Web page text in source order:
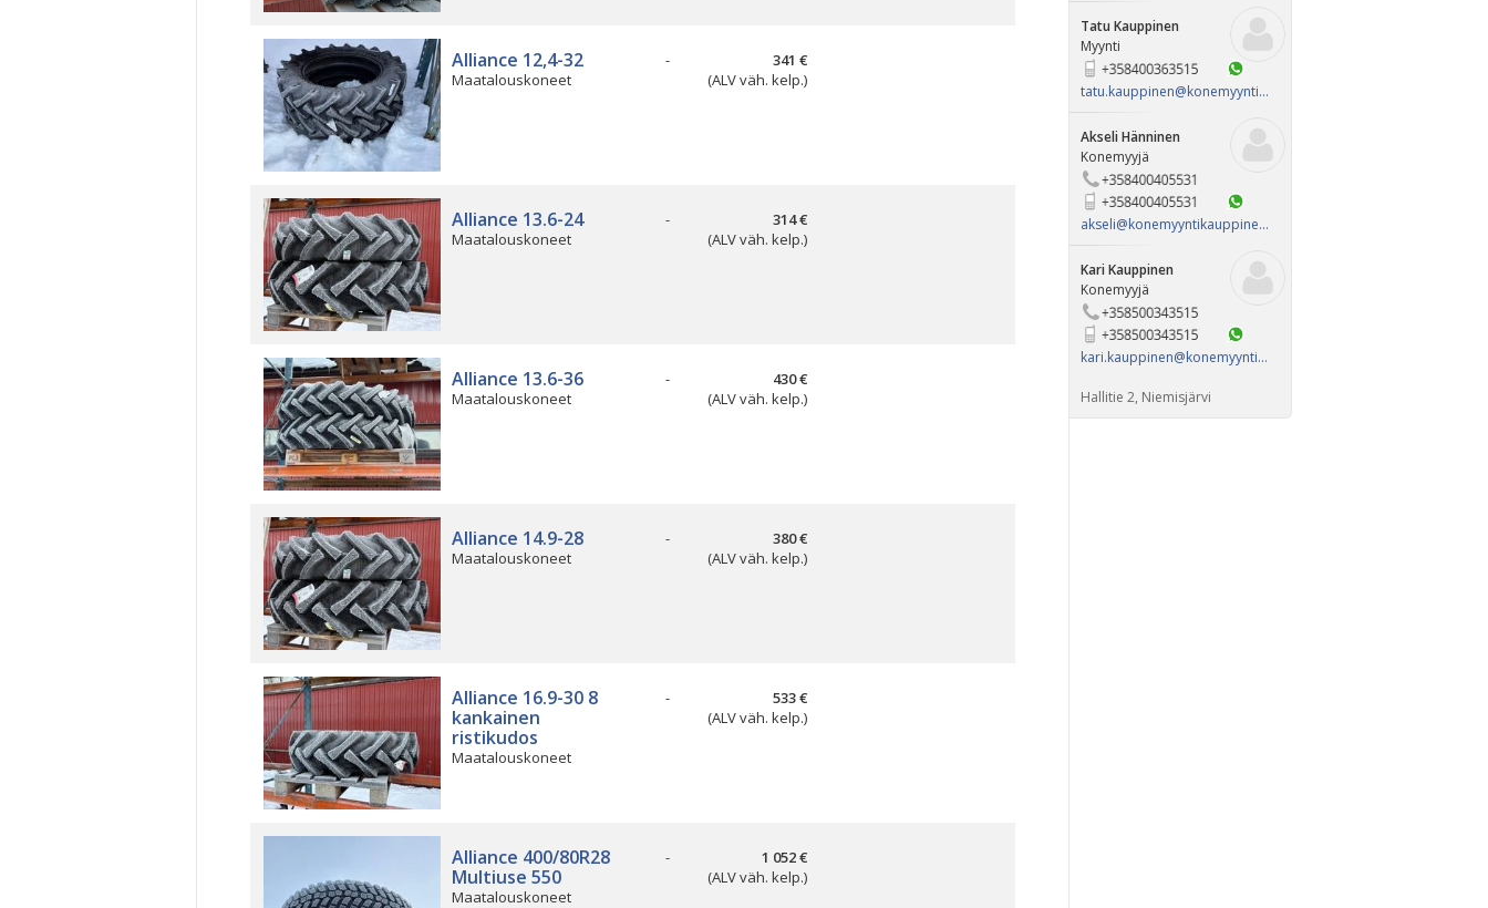
Alliance 12,4-32
Maatalouskoneet
-
341 €
(ALV väh. kelp.)
Alliance 13.6-24
Maatalouskoneet
-
314 €
(ALV väh. kelp.)
Alliance 13.6-36
Maatalouskoneet
-
430 €
(ALV väh. kelp.)
Alliance 14.9-28
Maatalouskoneet
-
380 €
(ALV väh. kelp.)
Alliance 16.9-30 8
kankainen
ristikudos
Maatalouskoneet
-
533 €
(ALV väh. kelp.)
Alliance 400/80R28
Multiuse 550
Maatalouskoneet
-
1 052 €
(ALV väh. kelp.)
Tatu Kauppinen
Myynti
tatu.kauppinen@​konemyyntikauppinen.com
Akseli Hänninen
Konemyyjä
akseli@​konemyyntikauppinen.com
Kari Kauppinen
Konemyyjä
kari.kauppinen@​konemyyntikauppinen.com
Hallitie 2, Niemisjärvi